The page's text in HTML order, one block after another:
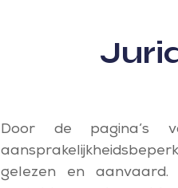
Door de pagina’s
gelezen en aanvaard.